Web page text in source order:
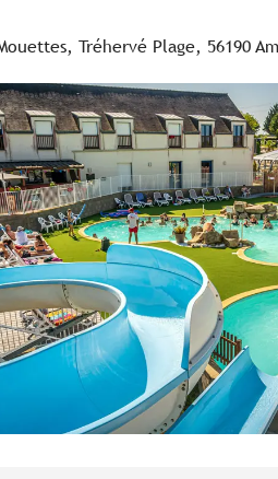
Tréhervé Plage, 56190